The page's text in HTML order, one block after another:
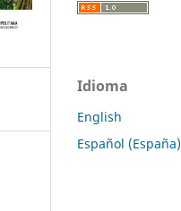
Idioma
English
Español (España)